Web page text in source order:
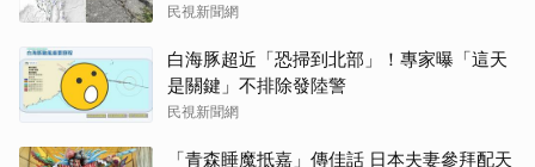
民視新聞網
白海豚超近「恐掃到北部」！專家曝「這天
是關鍵」不排除發陸警
民視新聞網
「青森睡魔抵嘉」傳佳話 日本夫妻參拜配天